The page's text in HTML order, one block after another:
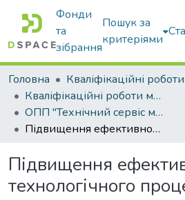
Фонди
та
зібрання
Пошук за
критеріями
Головна
Кваліфікаційні роботи
Кваліфікаційні роботи магістрів
ОПП "Технічний сервіс машин та обладнання сільськогосподарського виробництва"
Підвищення ефективності технологічного процесу мийки при ремонті автомобілів в сільському господарстві
Підвищення
технологічного